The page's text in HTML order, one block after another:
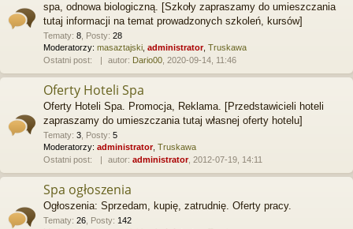
spa, odnowa biologiczną. [Szkoły zapraszamy do umieszczania
tutaj informacji na temat prowadzonych szkoleń, kursów]
Tematy: 8 Posty: 28
Moderatorzy: masaztajski administrator, Truskawa
Ostatni post:
autor: Dario00 , 2020-09-14, 11:46
Oferty Hoteli Spa
Oferty Hoteli Spa. Promocja, Reklama. [Przedstawicieli hoteli
zapraszamy do umieszczania tutaj własnej oferty hotelu]
Tematy: 3 Posty: 5
Moderatorzy: administrator, Truskawa
Ostatni post:
autor: administrator, 2012-07-19, 14:11
Spa ogłoszenia
Ogłoszenia: Sprzedam, kupię, zatrudnię. Oferty pracy.
Tematy: 26 Posty: 142